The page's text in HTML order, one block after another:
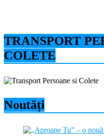
TRANSPORT
COLETE
Noutăți